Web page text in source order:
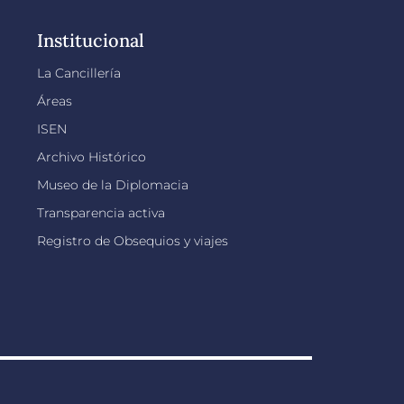
Institucional
La Cancillería
Áreas
ISEN
Archivo Histórico
Museo de la Diplomacia
Transparencia activa
Registro de Obsequios y viajes